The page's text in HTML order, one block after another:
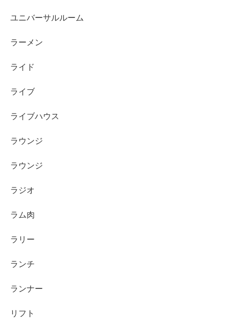
ユニバーサルルーム
ラーメン
ライド
ライブ
ライブハウス
ラウンジ
ラウンジ
ラジオ
ラム肉
ラリー
ランチ
ランナー
リフト